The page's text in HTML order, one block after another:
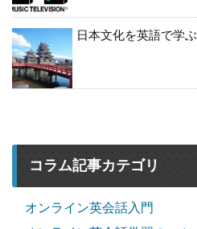
日本文化を英語で学ぶ
コラム記事カテゴリ
オンライン英会話入門